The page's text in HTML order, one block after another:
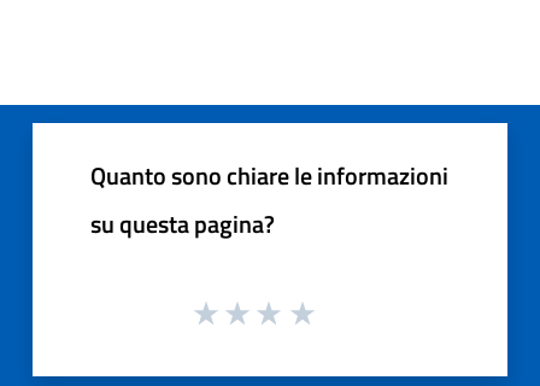
Quanto sono chiare le informazioni
su questa pagina?